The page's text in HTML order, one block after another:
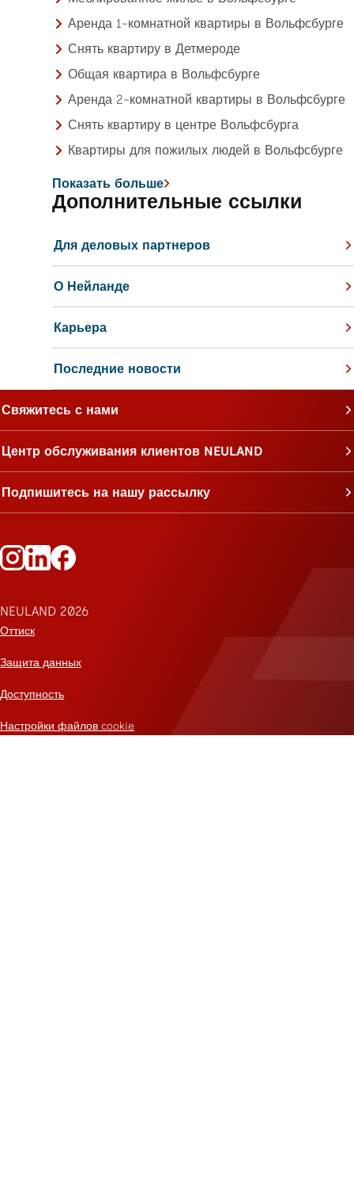
Аренда 1-комнатной квартиры в Вольфсбурге
Снять квартиру в Детмероде
Общая квартира в Вольфсбурге
Аренда 2-комнатной квартиры в Вольфсбурге
Снять квартиру в центре Вольфсбурга
Квартиры для пожилых людей в Вольфсбурге
Показать больше
Дополнительные ссылки
Для деловых партнеров
О Нейланде
Карьера
Последние новости
Свяжитесь с нами
Центр обслуживания клиентов NEULAND
Подпишитесь на нашу рассылку
NEULAND 2026
Оттиск
Защита данных
Доступность
Настройки файлов cookie
Следите за Neuland в Instagram
Следите за Neuland на LinkedIn
Следите за Neuland на Facebook